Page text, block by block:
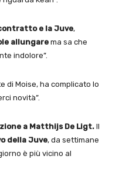
e la Juve,
allungare ma sa che
indolore”.
di Moise, ha complicato lo
novità”.
a Matthijs De Ligt. Il
della Juve, da settimane
è più vicino al